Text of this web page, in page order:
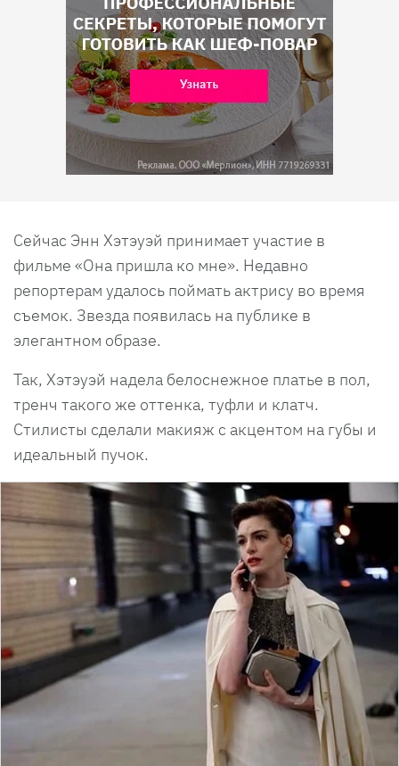
Сейчас Энн Хэтэуэй принимает участие в
фильме «Она пришла ко мне». Недавно
репортерам удалось поймать актрису во время
съемок. Звезда появилась на публике в
элегантном образе.
Так, Хэтэуэй надела белоснежное платье в пол,
тренч такого же оттенка, туфли и клатч.
Стилисты сделали макияж с акцентом на губы и
идеальный пучок.